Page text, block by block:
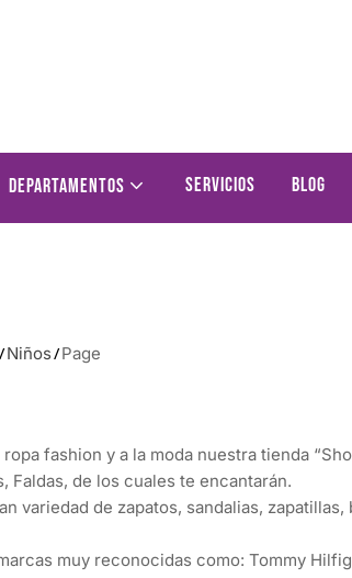
Departamentos Servicios Blog
/Niños/Page
fashion y a la moda nuestra tienda
Faldas, de los cuales te encantarán.
variedad de zapatos, sandalias,
muy reconocidas como: Tommy